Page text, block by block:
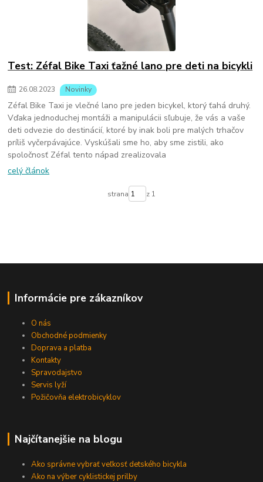
Test: Zéfal Bike Taxi ťažné lano pre deti na bicykli
26.08.2023 Novinky
Zéfal Bike Taxi je vlečné lano pre jeden bicykel, ktorý ťahá druhý.
Vďaka jednoduchej montáži a manipulácii sľubuje, že vás a vaše
deti odvezie do destinácií, ktoré by inak boli pre malých trhačov
príliš vyčerpávajúce. Vyskúšali sme ho, aby sme zistili, ako
spoločnosť Zéfal tento nápad zrealizovala
celý článok
strana z 1
Informácie pre zákazníkov
O nás
Obchodné podmienky
Doprava a platba
Kontakty
Spravodajstvo
Servis lyží
Požičovňa elektrobicyklov
Najčítanejšie na blogu
Ako správne vybrať veľkosť detského bicykla
Ako na výber cyklistickej prilby